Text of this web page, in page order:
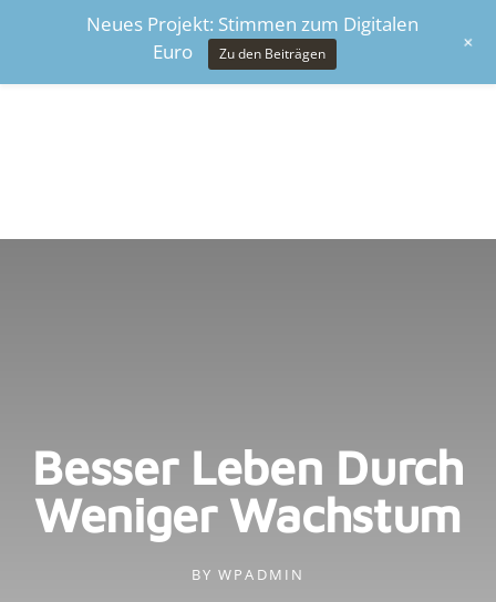
Besser Leben Durch
Weniger Wachstum
BY WPADMIN
Neues Projekt: Stimmen zum Digitalen
Euro
Zu den Beiträgen +